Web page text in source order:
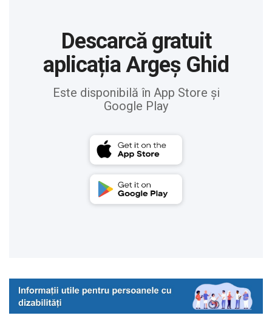
Descarcă gratuit
aplicația Argeș Ghid
Este disponibilă în App Store și
Google Play